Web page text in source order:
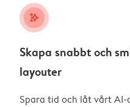
stars_plus
Skapa snabbt och
layouter
Spara tid och låt vårt